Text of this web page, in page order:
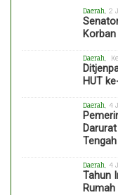
Daerah , 2
Daerah ,
HUT
Daerah , 4
Tengah
Daerah , 4
Tahun